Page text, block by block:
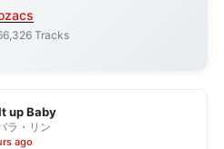
Tracks
up Baby
ラ・リン
ago